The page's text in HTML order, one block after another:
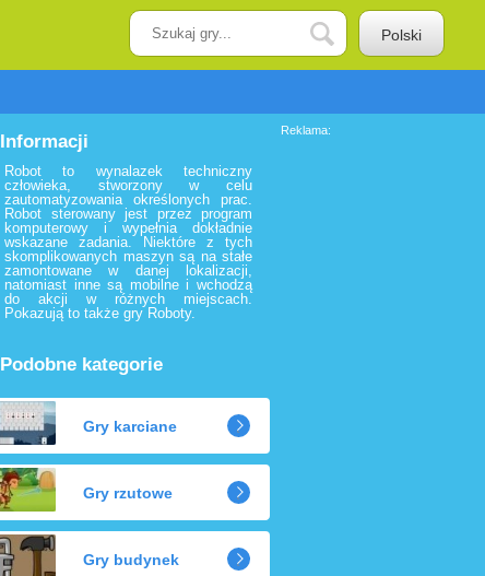
Polski
Informacji
Robot to wynalazek techniczny
człowieka, stworzony w celu
zautomatyzowania określonych prac.
Robot sterowany jest przez program
komputerowy i wypełnia dokładnie
wskazane zadania. Niektóre z tych
skomplikowanych maszyn są na stałe
zamontowane w danej lokalizacji,
natomiast inne są mobilne i wchodzą
do akcji w różnych miejscach.
Pokazują to także gry Roboty.
Podobne kategorie
Gry karciane
Gry rzutowe
Gry budynek
Reklama: